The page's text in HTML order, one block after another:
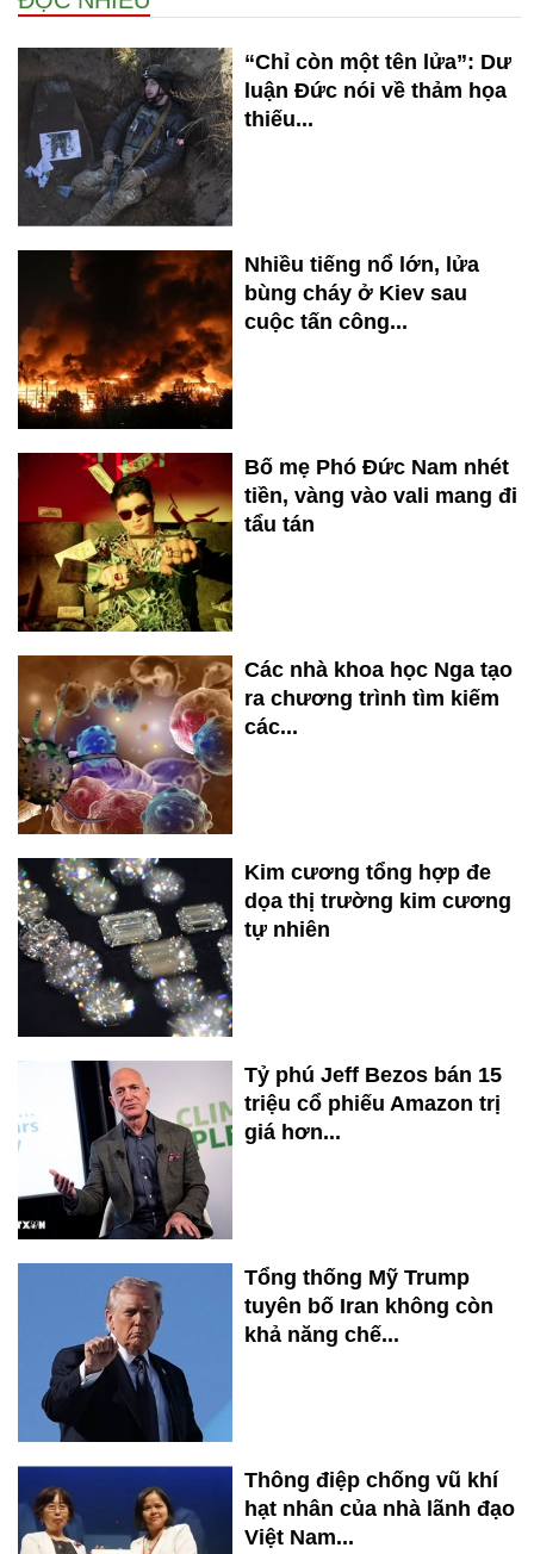
“Chỉ còn một tên lửa”: Dư
luận Đức nói về thảm họa
thiếu...
Nhiều tiếng nổ lớn, lửa
bùng cháy ở Kiev sau
cuộc tấn công...
Bố mẹ Phó Đức Nam nhét
tiền, vàng vào vali mang đi
tẩu tán
Các nhà khoa học Nga tạo
ra chương trình tìm kiếm
các...
Kim cương tổng hợp đe
dọa thị trường kim cương
tự nhiên
Tỷ phú Jeff Bezos bán 15
triệu cổ phiếu Amazon trị
giá hơn...
Tổng thống Mỹ Trump
tuyên bố Iran không còn
khả năng chế...
Thông điệp chống vũ khí
hạt nhân của nhà lãnh đạo
Việt Nam...